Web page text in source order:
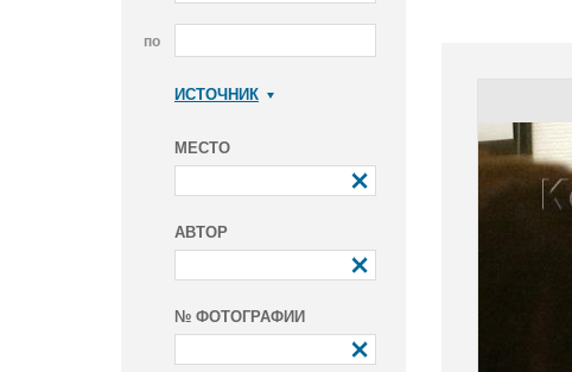
по
ИСТОЧНИК
МЕСТО
АВТОР
№ ФОТОГРАФИИ